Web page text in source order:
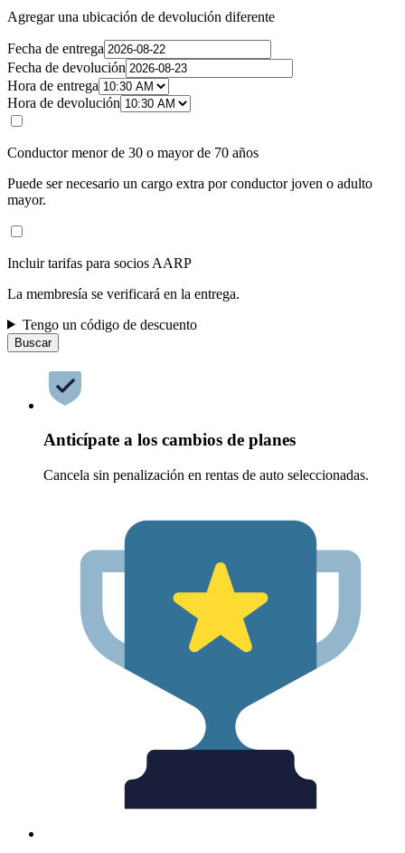
Agregar una ubicación de devolución diferente
Fecha de entrega
Fecha de devolución
Hora de entrega
Hora de devolución
Conductor menor de 30 o mayor de 70 años
Puede ser necesario un cargo extra por conductor joven o adulto
mayor.
Incluir tarifas para socios AARP
La membresía se verificará en la entrega.
Tengo un código de descuento
Buscar
Anticípate a los cambios de planes
Cancela sin penalización en rentas de auto seleccionadas.